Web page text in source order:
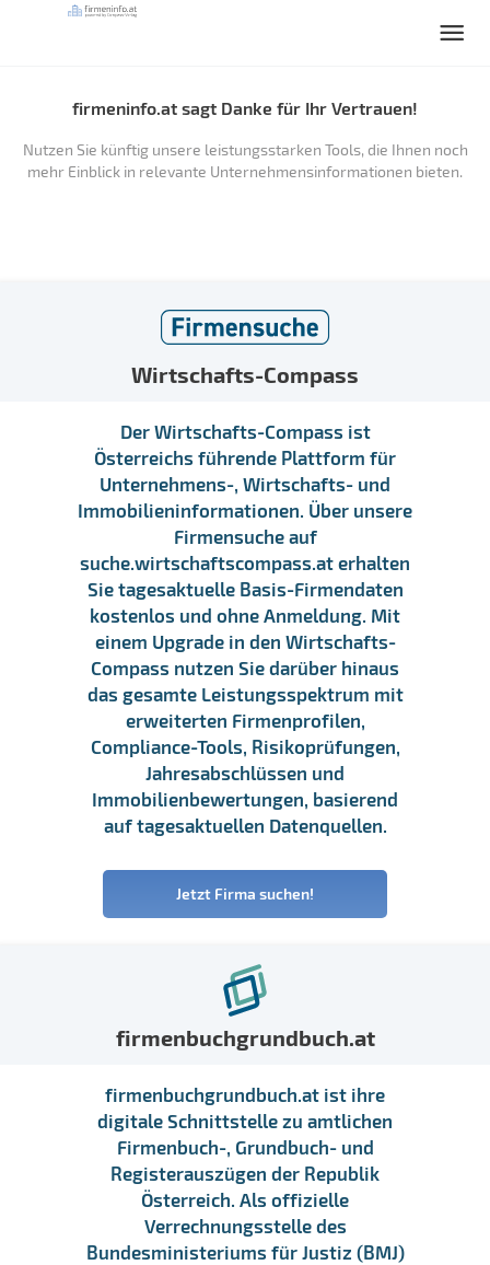
firmeninfo.at sagt Danke für Ihr Vertrauen!
Nutzen Sie künftig unsere leistungsstarken Tools, die Ihnen noch
mehr Einblick in relevante Unternehmensinformationen bieten.
Wirtschafts-Compass
Der Wirtschafts-Compass ist
Österreichs führende Plattform für
Unternehmens-, Wirtschafts- und
Immobilieninformationen. Über unsere
Firmensuche auf
suche.wirtschaftscompass.at erhalten
Sie tagesaktuelle Basis-Firmendaten
kostenlos und ohne Anmeldung. Mit
einem Upgrade in den Wirtschafts-
Compass nutzen Sie darüber hinaus
das gesamte Leistungsspektrum mit
erweiterten Firmenprofilen,
Compliance-Tools, Risikoprüfungen,
Jahresabschlüssen und
Immobilienbewertungen, basierend
auf tagesaktuellen Datenquellen.
Jetzt Firma suchen!
firmenbuchgrundbuch.at
firmenbuchgrundbuch.at ist ihre
digitale Schnittstelle zu amtlichen
Firmenbuch-, Grundbuch- und
Registerauszügen der Republik
Österreich. Als offizielle
Verrechnungsstelle des
Bundesministeriums für Justiz (BMJ)